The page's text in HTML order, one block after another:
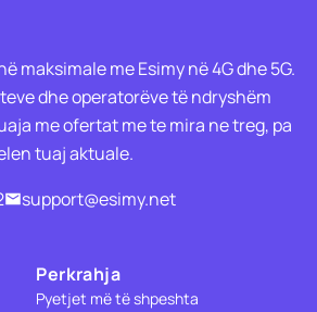
maksimale me Esimy në 4G dhe 5G.
dhe operatorëve të ndryshëm
me ofertat me te mira ne treg, pa
tuaj aktuale.
support@esimy.net
Perkrahja
Pyetjet më të shpeshta